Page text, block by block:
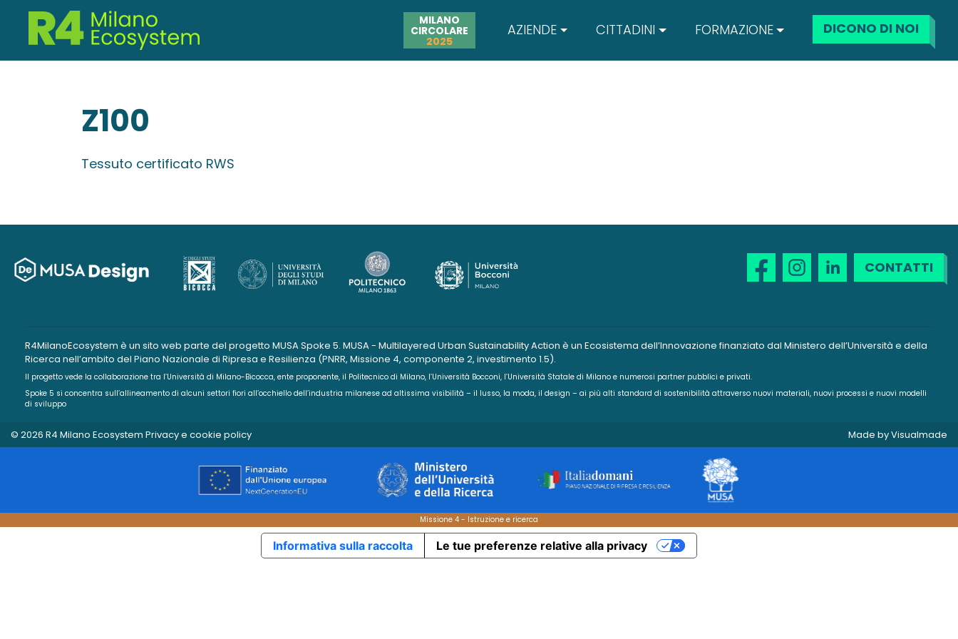
MILANO
CIRCOLARE
2025
AZIENDE CITTADINI FORMAZIONE DICONO DI NOI
Z100
Tessuto certificato RWS
CONTATTI
R4MilanoEcosystem è un sito web parte del progetto MUSA Spoke 5. MUSA - Multilayered Urban Sustainability Action è un Ecosistema dell’Innovazione finanziato dal Ministero dell’Università e della
Ricerca nell’ambito del Piano Nazionale di Ripresa e Resilienza (PNRR, Missione 4, componente 2, investimento 1.5).
Il progetto vede la collaborazione tra l’Università di Milano-Bicocca, ente proponente, il Politecnico di Milano, l’Università Bocconi, l’Università Statale di Milano e numerosi partner pubblici e privati.
Spoke 5 si concentra sull’allineamento di alcuni settori fiori all’occhiello dell’industria milanese ad altissima visibilità – il lusso, la moda, il design – ai più alti standard di sostenibilità attraverso nuovi materiali, nuovi processi e nuovi modelli
di sviluppo
© 2026 R4 Milano Ecosystem Privacy e cookie policy Made byVisualmade
Missione 4 - Istruzione e ricerca
Informativa sulla raccolta Le tue preferenze relative alla privacy